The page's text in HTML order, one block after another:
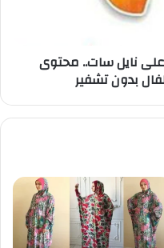
تردد قناة براعم الجديد 2025 على نايل سات.. محتوى
بدون تشفير